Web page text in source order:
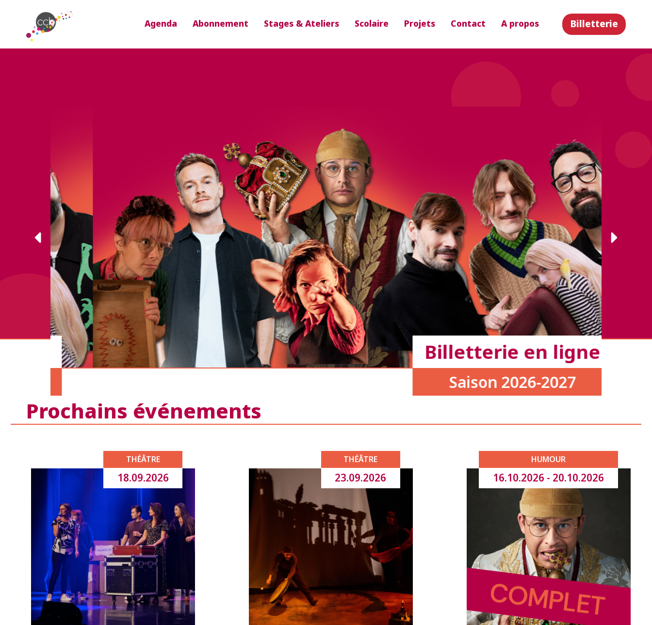
Billetterie
Agenda Abonnement Stages & Ateliers Scolaire Projets Contact A propos
Billetterie en ligne
Saison 2026-2027
Prochains événements
THÉÂTRE
18.09.2026
THÉÂTRE
23.09.2026
HUMOUR
16.10.2026 - 20.10.2026